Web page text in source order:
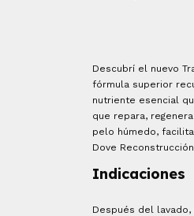
Descubrí el nuevo
fórmula superior
nutriente esencial
que repara,
pelo húmedo,
Dove
Indicaciones
Después del